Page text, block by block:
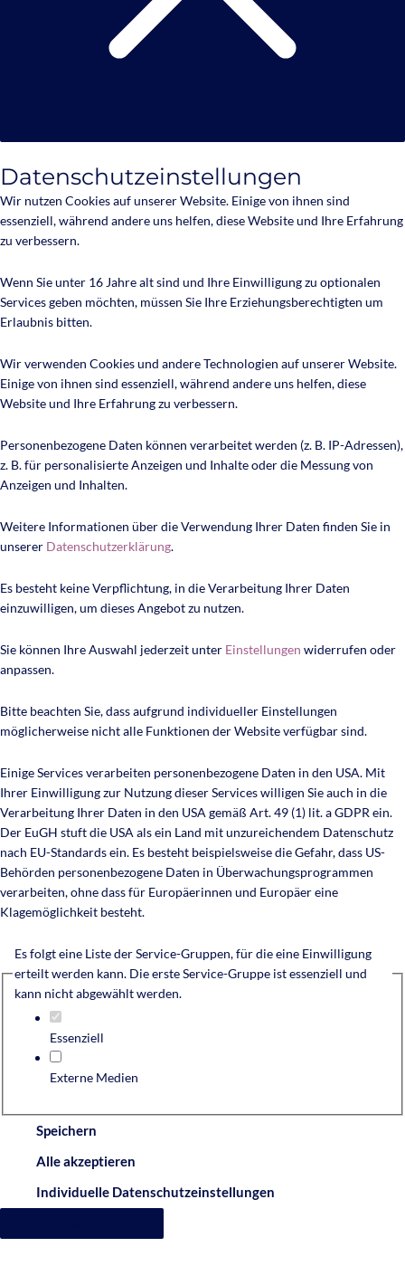
Datenschutzeinstellungen
Wir nutzen Cookies auf unserer Website. Einige von ihnen sind
essenziell, während andere uns helfen, diese Website und Ihre Erfahrung
zu verbessern.
Wenn Sie unter 16 Jahre alt sind und Ihre Einwilligung zu optionalen
Services geben möchten, müssen Sie Ihre Erziehungsberechtigten um
Erlaubnis bitten.
Wir verwenden Cookies und andere Technologien auf unserer Website.
Einige von ihnen sind essenziell, während andere uns helfen, diese
Website und Ihre Erfahrung zu verbessern.
Personenbezogene Daten können verarbeitet werden (z. B. IP-Adressen),
z. B. für personalisierte Anzeigen und Inhalte oder die Messung von
Anzeigen und Inhalten.
Weitere Informationen über die Verwendung Ihrer Daten finden Sie in
unserer Datenschutzerklärung.
Es besteht keine Verpflichtung, in die Verarbeitung Ihrer Daten
einzuwilligen, um dieses Angebot zu nutzen.
Sie können Ihre Auswahl jederzeit unter Einstellungen widerrufen oder
anpassen.
Bitte beachten Sie, dass aufgrund individueller Einstellungen
möglicherweise nicht alle Funktionen der Website verfügbar sind.
Einige Services verarbeiten personenbezogene Daten in den USA. Mit
Ihrer Einwilligung zur Nutzung dieser Services willigen Sie auch in die
Verarbeitung Ihrer Daten in den USA gemäß Art. 49 (1) lit. a GDPR ein.
Der EuGH stuft die USA als ein Land mit unzureichendem Datenschutz
nach EU-Standards ein. Es besteht beispielsweise die Gefahr, dass US-
Behörden personenbezogene Daten in Überwachungsprogrammen
verarbeiten, ohne dass für Europäerinnen und Europäer eine
Klagemöglichkeit besteht.
Es folgt eine Liste der Service-Gruppen, für die eine Einwilligung
erteilt werden kann. Die erste Service-Gruppe ist essenziell und
kann nicht abgewählt werden.
Essenziell
Externe Medien
Speichern
Alle akzeptieren
Individuelle Datenschutzeinstellungen